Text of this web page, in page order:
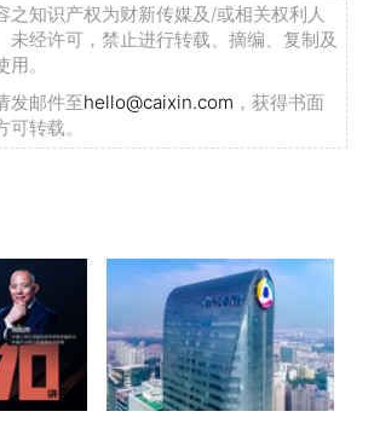
之知识产权为财新传媒及/或相关权利人
未经许可，禁止进行转载、摘编、复制及
。
发邮件至hello@caixin.com ，获得书面
转载。